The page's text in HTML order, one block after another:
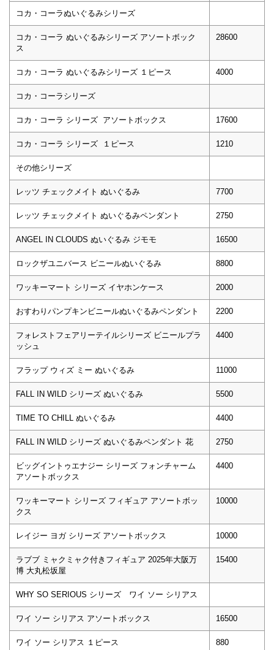
コカ・コーラぬいぐるみシリーズ
コカ・コーラ ぬいぐるみシリーズ アソートボック
ス
28600
コカ・コーラ ぬいぐるみシリーズ １ピース 4000
コカ・コーラシリーズ
コカ・コーラ シリーズ アソートボックス 17600
コカ・コーラ シリーズ １ピース 1210
その他シリーズ
レッツ チェックメイト ぬいぐるみ 7700
レッツ チェックメイト ぬいぐるみペンダント 2750
ANGEL IN CLOUDS ぬいぐるみ ジモモ 16500
ロックザユニバース ビニールぬいぐるみ 8800
ワッキーマート シリーズ イヤホンケース 2000
おすわりパンプキンビニールぬいぐるみペンダント 2200
フォレストフェアリーテイルシリーズ ビニールプラ
ッシュ
4400
フラップ ウィズ ミー ぬいぐるみ 11000
FALL IN WILD シリーズ ぬいぐるみ 5500
TIME TO CHILL ぬいぐるみ 4400
FALL IN WILD シリーズ ぬいぐるみペンダント 花 2750
ビッグイントゥエナジー シリーズ フォンチャーム
アソートボックス
4400
ワッキーマート シリーズ フィギュア アソートボッ
クス
10000
レイジー ヨガ シリーズ アソートボックス 10000
ラブブ ミャクミャク付きフィギュア 2025年大阪万
博 大丸松坂屋
15400
WHY SO SERIOUS シリーズ ワイ ソー シリアス
ワイ ソー シリアス アソートボックス 16500
ワイ ソー シリアス １ピース 880